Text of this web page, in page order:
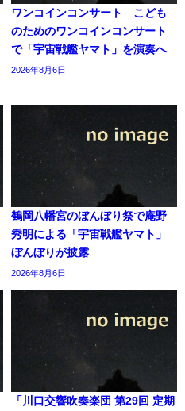
ワンコインコンサート こども
のためのワンコインコンサート
で「宇宙戦艦ヤマト」を演奏へ
2026年8月6日
鶴岡八幡宮のぼんぼり祭で庵野
秀明による「宇宙戦艦ヤマト」
ぼんぼりが披露
2026年8月6日
「川口交響吹奏楽団 第29回 定期